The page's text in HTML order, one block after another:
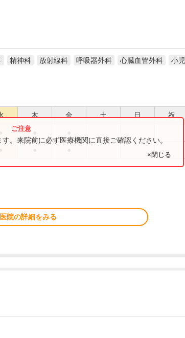
精神科 放射線科 呼吸器外科 心臓血管外科
小児
木 金 土 日 祝
。来院前に必ず医療機関に直接ご確認ください。
×閉じる
院の詳細をみる